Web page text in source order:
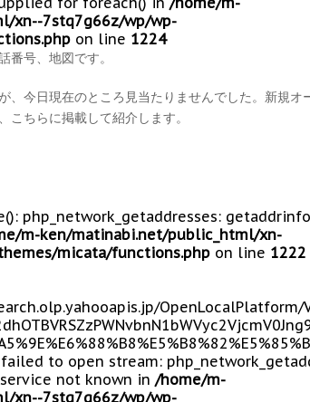
xn--7stq7g66z/wp/wp-
on line 1224
番号、地図です。
、今日現在のところ見当たりませんでした。新規オ
こちらに掲載して紹介します。
php_network_getaddresses:
m-ken/matinabi.net/public_html/xn-
micata/functions.php on line 1222
OpenLocalPlatform/
failed to open stream:
not known in /home/m-
xn--7stq7g66z/wp/wp-